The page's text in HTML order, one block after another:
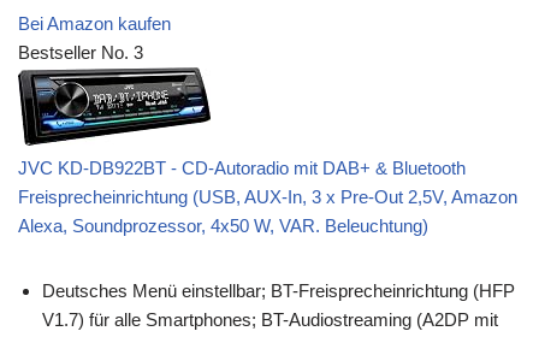
Bei Amazon kaufen
Bestseller No. 3
JVC KD-DB922BT - CD-Autoradio mit DAB+ & Bluetooth
Freisprecheinrichtung (USB, AUX-In, 3 x Pre-Out 2,5V, Amazon
Alexa, Soundprozessor, 4x50 W, VAR. Beleuchtung)
Deutsches Menü einstellbar; BT-Freisprecheinrichtung (HFP
V1.7) für alle Smartphones; BT-Audiostreaming (A2DP mit